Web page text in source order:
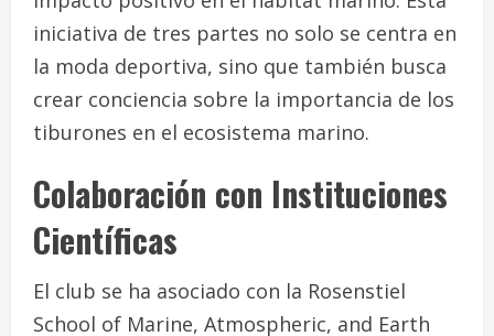
iniciativa de tres partes no solo se centra en
la moda deportiva, sino que también busca
crear conciencia sobre la importancia de los
tiburones en el ecosistema marino.
Colaboración con Instituciones
Científicas
El club se ha asociado con la Rosenstiel
School of Marine, Atmospheric, and Earth